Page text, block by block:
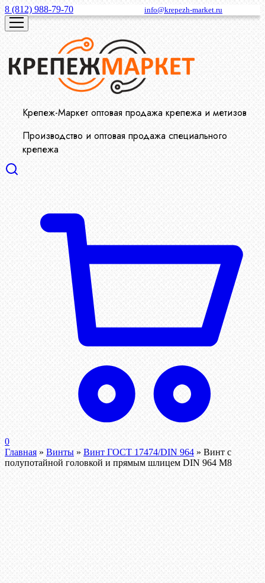
8 (812) 988-79-70 info@krepezh-market.ru
Крепеж-Маркет оптовая продажа крепежа и метизов
Производство и оптовая продажа специального
крепежа
0
Главная » Винты » Винт ГОСТ 17474/DIN 964 » Винт с
полупотайной головкой и прямым шлицем DIN 964 М8